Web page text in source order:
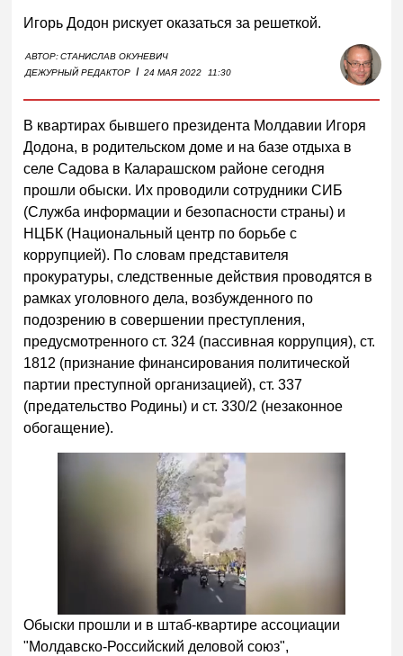
Игорь Додон рискует оказаться за решеткой.
АВТОР:СТАНИСЛАВ ОКУНЕВИЧ
ДЕЖУРНЫЙ РЕДАКТОР I 24 МАЯ 2022 11:30
В квартирах бывшего президента Молдавии Игоря
Додона, в родительском доме и на базе отдыха в
селе Садова в Каларашском районе сегодня
прошли обыски. Их проводили сотрудники СИБ
(Служба информации и безопасности страны) и
НЦБК (Национальный центр по борьбе с
коррупцией). По словам представителя
прокуратуры, следственные действия проводятся в
рамках уголовного дела, возбужденного по
подозрению в совершении преступления,
предусмотренного ст. 324 (пассивная коррупция), ст.
1812 (признание финансирования политической
партии преступной организацией), ст. 337
(предательство Родины) и ст. 330/2 (незаконное
обогащение).
Обыски прошли и в штаб-квартире ассоциации
"Молдавско-Российский деловой союз",